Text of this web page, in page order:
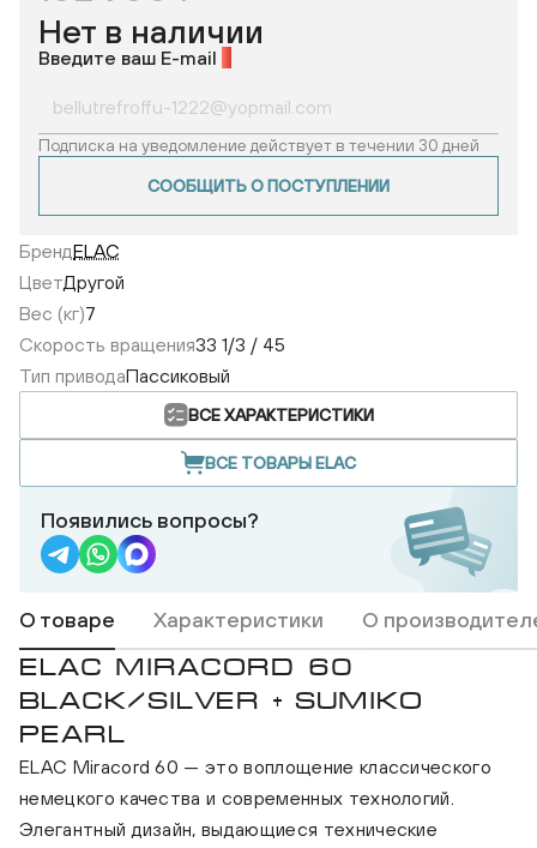
Нет в наличии
Введите ваш E-mail
Подписка на уведомление действует в течении 30 дней
СООБЩИТЬ О ПОСТУПЛЕНИИ
БрендELAC
ЦветДругой
Вес (кг)7
Скорость вращения33 1/3 / 45
Тип приводаПассиковый
ВСЕ ХАРАКТЕРИСТИКИ
ВСЕ ТОВАРЫ ELAC
Появились вопросы?
О товаре Характеристики О
ELAC MIRACORD 60
BLACK/SILVER + SUMIKO
PEARL
ELAC Miracord 60 — это воплощение классического
немецкого качества и современных технологий.
Элегантный дизайн, выдающиеся технические